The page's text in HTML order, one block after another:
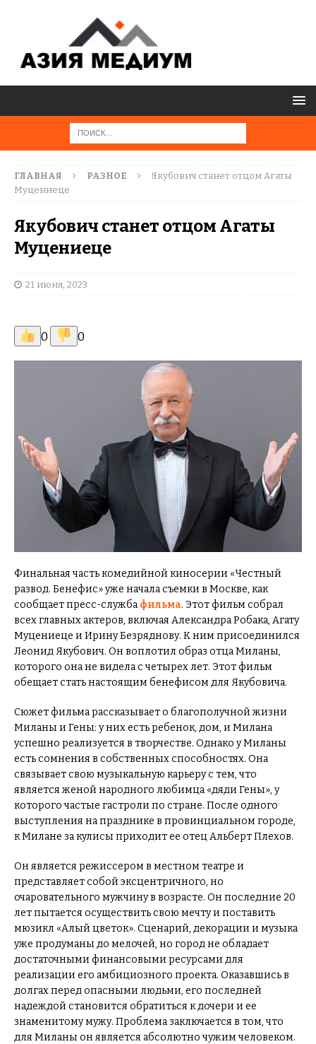
ГЛАВНАЯ РАЗНОЕ
Якубович станет отцом Агаты
Муцениеце
Якубович станет отцом Агаты
Муцениеце
21 июня, 2023
0 0
Финальная часть комедийной киносерии «Честный
развод. Бенефис» уже начала съемки в Москве, как
сообщает пресс-служба фильма. Этот фильм собрал
всех главных актеров, включая Александра Робака, Агату
Муцениеце и Ирину Безряднову. К ним присоединился
Леонид Якубович. Он воплотил образ отца Миланы,
которого она не видела с четырех лет. Этот фильм
обещает стать настоящим бенефисом для Якубовича.
Сюжет фильма рассказывает о благополучной жизни
Миланы и Гены: у них есть ребенок, дом, и Милана
успешно реализуется в творчестве. Однако у Миланы
есть сомнения в собственных способностях. Она
связывает свою музыкальную карьеру с тем, что
является женой народного любимца «дяди Гены», у
которого частые гастроли по стране. После одного
выступления на празднике в провинциальном городе,
к Милане за кулисы приходит ее отец Альберт Плехов.
Он является режиссером в местном театре и
представляет собой эксцентричного, но
очаровательного мужчину в возрасте. Он последние 20
лет пытается осуществить свою мечту и поставить
мюзикл «Алый цветок». Сценарий, декорации и музыка
уже продуманы до мелочей, но город не обладает
достаточными финансовыми ресурсами для
реализации его амбициозного проекта. Оказавшись в
долгах перед опасными людьми, его последней
надеждой становится обратиться к дочери и ее
знаменитому мужу. Проблема заключается в том, что
для Миланы он является абсолютно чужим человеком.